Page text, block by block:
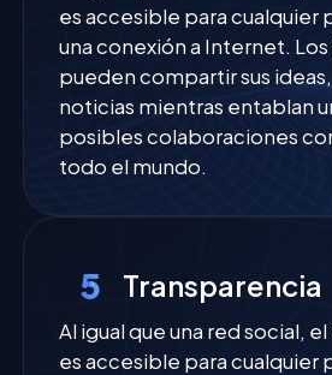
es accesible para cualquier
una conexión a Internet.
pueden compartir sus
noticias mientras entablan
posibles colaboraciones
todo el mundo.
5 Transparencia
Al igual que una red social,
es accesible para cualquier